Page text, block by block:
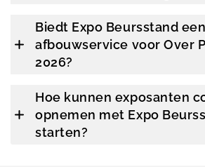
Biedt Expo Beursstand
afbouwservice voor Over
2026?
Hoe kunnen exposanten
opnemen met Expo
starten?